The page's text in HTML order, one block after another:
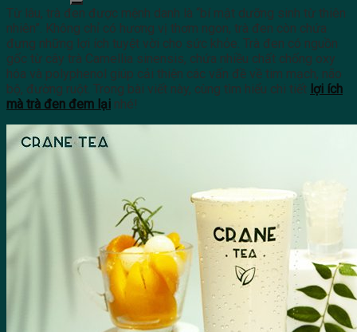
Từ lâu, trà đen được mệnh danh là “bí mật dưỡng sinh từ thiên
nhiên”. Không chỉ có hương vị thơm ngon, trà đen còn chứa
đựng những lợi ích tuyệt vời cho sức khỏe. Trà đen có nguồn
gốc từ cây trà Camellia sinensis, chứa nhiều chất chống oxy
hóa và polyphenol giúp cải thiện các vấn đề về tim mạch, não
bộ, đường ruột. Trong bài viết này, cùng tìm hiểu chi tiết lợi ích
mà trà đen đem lại nhé!